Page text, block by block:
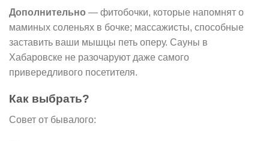
Дополнительно — фитобочки, которые напомнят о
маминых соленьях в бочке; массажисты, способные
заставить ваши мышцы петь оперу. Сауны в
Хабаровске не разочаруют даже самого
привередливого посетителя.
Как выбрать?
Совет от бывалого: